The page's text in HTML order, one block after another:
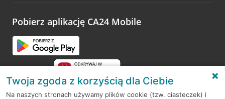
opinie.
Pobierz aplikację CA24 Mobile
Twoja zgoda z korzyścią dla Ciebie
Na naszych stronach używamy plików cookie (tzw. ciasteczek) i